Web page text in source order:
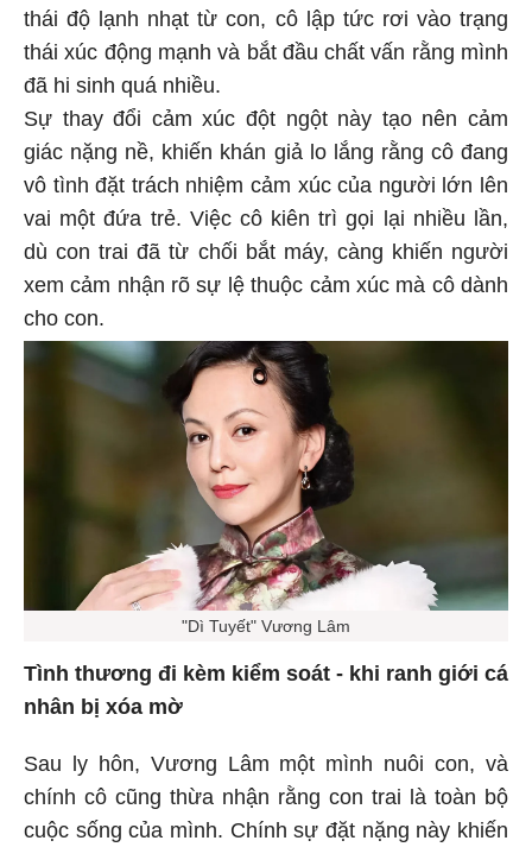
thái độ lạnh nhạt từ con, cô lập tức rơi vào trạng
thái xúc động mạnh và bắt đầu chất vấn rằng mình
đã hi sinh quá nhiều.
Sự thay đổi cảm xúc đột ngột này tạo nên cảm
giác nặng nề, khiến khán giả lo lắng rằng cô đang
vô tình đặt trách nhiệm cảm xúc của người lớn lên
vai một đứa trẻ. Việc cô kiên trì gọi lại nhiều lần,
dù con trai đã từ chối bắt máy, càng khiến người
xem cảm nhận rõ sự lệ thuộc cảm xúc mà cô dành
cho con.
"Dì Tuyết" Vương Lâm
Tình thương đi kèm kiểm soát - khi ranh giới cá
nhân bị xóa mờ
Sau ly hôn, Vương Lâm một mình nuôi con, và
chính cô cũng thừa nhận rằng con trai là toàn bộ
cuộc sống của mình. Chính sự đặt nặng này khiến